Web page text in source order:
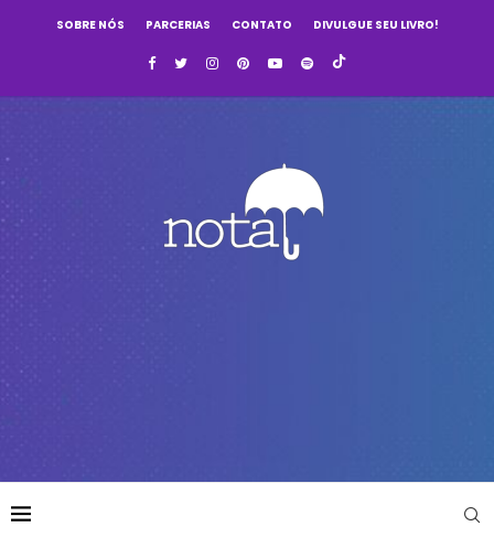
SOBRE NÓS PARCERIAS CONTATO DIVULGUE SEU LIVRO!